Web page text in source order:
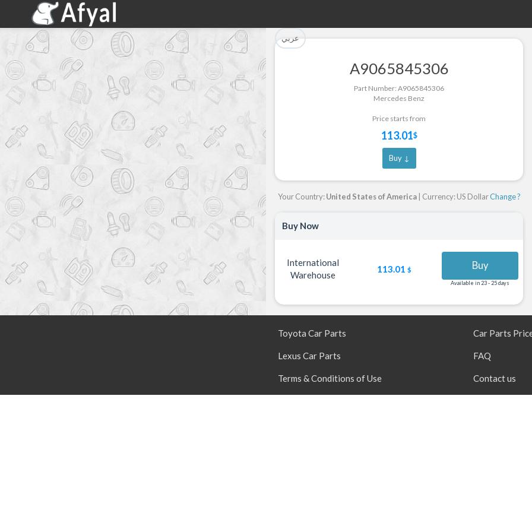
عربي
A9065845306
Part Number: A9065845306
Mercedes Benz
Price starts from
113.01$
Buy ↓
Your Country:United States of America| Currency: US DollarChange ?
Buy Now
International
Warehouse
113.01 $ Buy
Available in 23 - 25 days
Part Successfully Selected
Part Added to Cart
Toyota Car Parts
Lexus Car Parts
Terms & Conditions of Use
Car Parts
FAQ
Contact us